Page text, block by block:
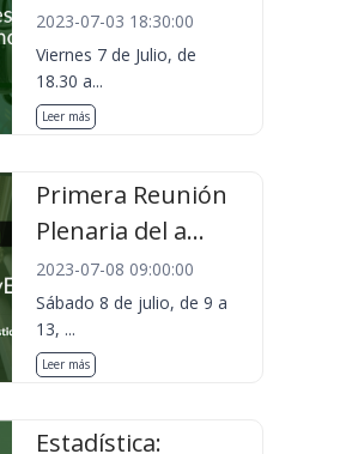
2023-07-03 18:30:00
Viernes 7 de Julio, de
18.30 a...
Leer más
Primera Reunión
Plenaria del a...
2023-07-08 09:00:00
Sábado 8 de julio, de 9 a
13, ...
Leer más
Estadística: